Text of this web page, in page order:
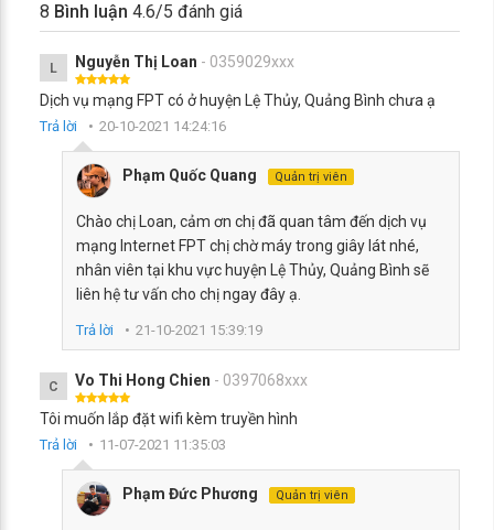
8 Bình luận 4.6/5 đánh giá
L Nguyễn Thị Loan - 0359029xxx
Dịch vụ mạng FPT có ở huyện Lệ Thủy, Quảng Bình chưa ạ
Trả lời 20-10-2021 14:24:16
Phạm Quốc Quang Quản trị viên
Chào chị Loan, cảm ơn chị đã quan tâm đến dịch vụ
mạng Internet FPT chị chờ máy trong giây lát nhé,
nhân viên tại khu vực huyện Lệ Thủy, Quảng Bình sẽ
liên hệ tư vấn cho chị ngay đây ạ.
Trả lời 21-10-2021 15:39:19
C Vo Thi Hong Chien - 0397068xxx
Tôi muốn lắp đặt wifi kèm truyền hình
Trả lời 11-07-2021 11:35:03
Phạm Đức Phương Quản trị viên